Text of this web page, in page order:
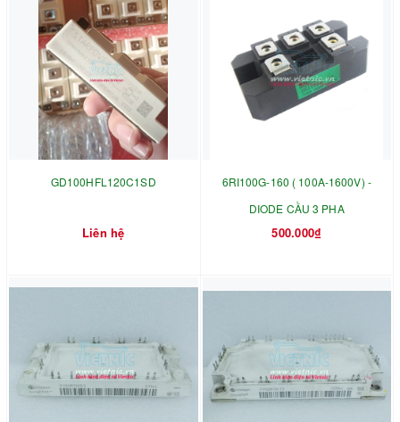
GD100HFL120C1SD
Liên hệ
6RI100G-160 ( 100A-1600V) -
DIODE CẦU 3 PHA
500.000₫